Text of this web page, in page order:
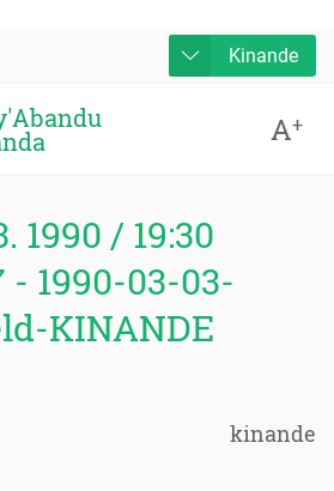
Kinande
A+
1990 / 19:30
1990-03-03-
KINANDE
kinande